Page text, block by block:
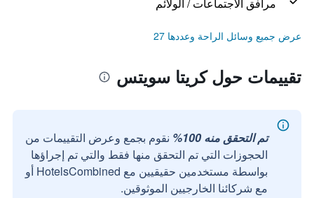
عرض جميع وسائل الراحة وعددها 27
تقييمات حول كريتا سويتس
تم التحقق منه 100%
نقوم بجمع وعرض التقييمات من
الحجوزات التي تم التحقق منها فقط والتي تم إجراؤها
بواسطة مستخدمين حقيقيين مع HotelsCombined أو
مع شركائنا الخارجيين الموثوقين.